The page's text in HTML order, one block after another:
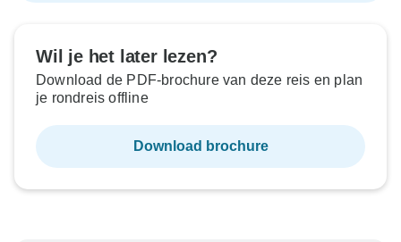
Wil je het later lezen?
Download de PDF-brochure van deze reis en plan
je rondreis offline
Download brochure